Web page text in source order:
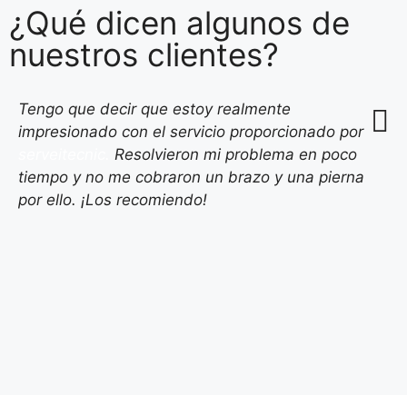
¿Qué dicen algunos de
nuestros clientes?
Tengo que decir que estoy realmente
impresionado con el servicio proporcionado por
Resolvieron mi problema en poco
tiempo y no me cobraron un brazo y una pierna
por ello. ¡Los recomiendo!